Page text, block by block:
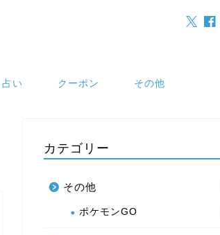
占い クーポン その他
カテゴリー
その他
ポケモンGO